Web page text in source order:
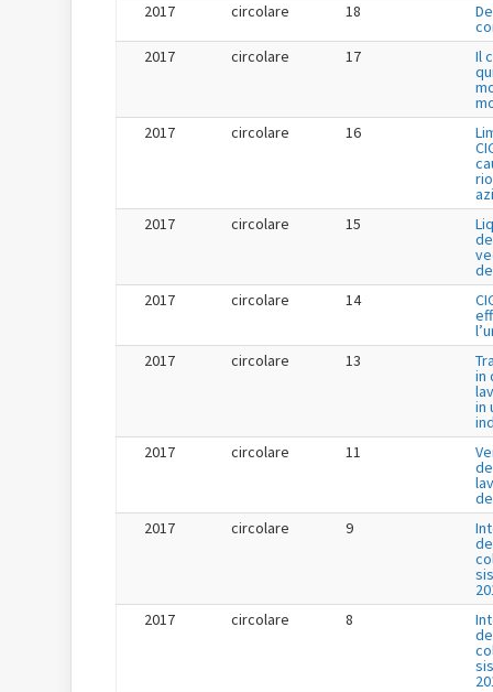
2017
circolare 18
2017
circolare 17 Il
2017
circolare 16
2017
circolare 15
2017
circolare 14
2017
circolare 13
in
in
2017
circolare 11
2017
circolare 9
2017
circolare 8